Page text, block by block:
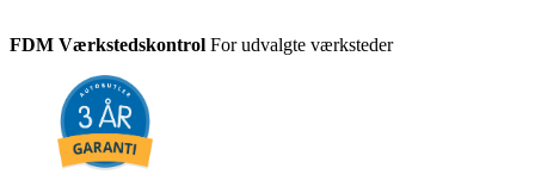
FDM Værkstedskontrol For udvalgte værksteder